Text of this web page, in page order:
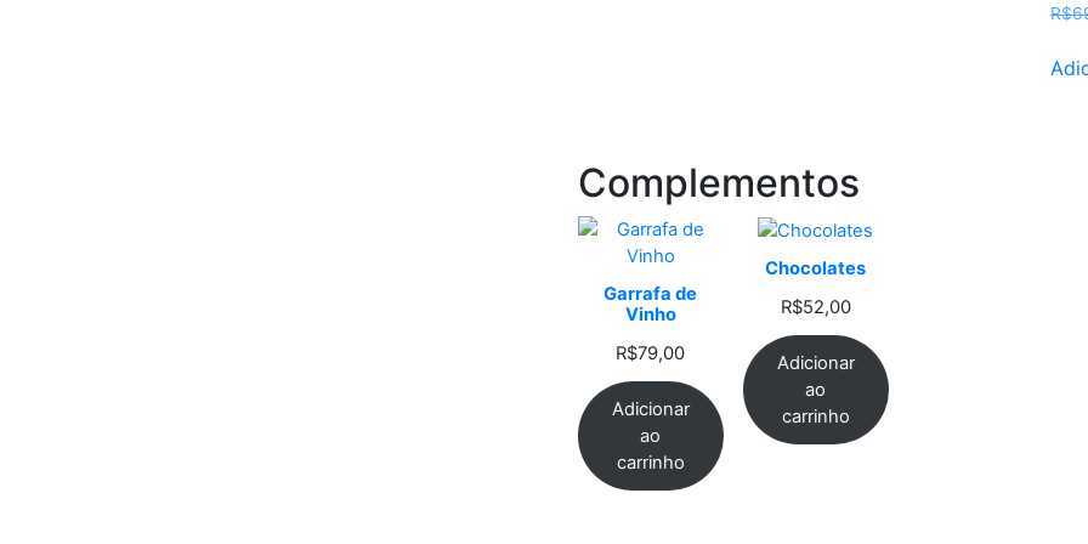
R$
Complementos
Garrafa de
Vinho
R$79,00
Adicionar
ao
carrinho
Chocolates
R$52,00
Adicionar
ao
carrinho